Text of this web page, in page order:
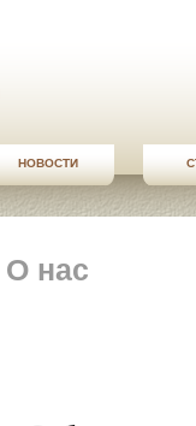
НОВОСТИ
О нас